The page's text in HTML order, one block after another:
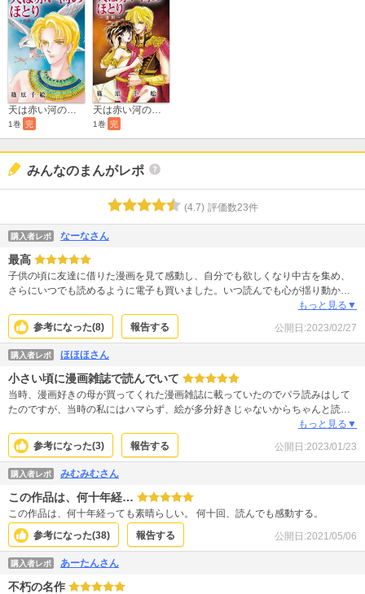
1巻 完 1巻 完
みんなのまんがレポ
(4.7) 評価数23件
購入者レポ なーなさん
最高
子供の頃に友達に借りた漫画を見て感動し、自分でも欲しくなり中古を集め、
さらにいつでも読めるように電子も買いました。いつ読んでも心が揺り動かさ
もっと見る▼
参考になった(8) 報告する 公開日:2023/02/27
購入者レポ ほほほさん
小さい頃に漫画雑誌で読んでいて
当時、漫画好きの母が買ってくれた漫画雑誌に載っていたのでパラ読みはして
たのですが、当時の私にはハマらず、絵が多分好きじゃないからちゃんと読ん
でもいなかったのと、多分難し過ぎたのと、途中から読んだのかな？って感じ
です。 大人になってから「懐かしい」と古本屋で100円だったので久しぶりに
読んだら「なんだこれ！すごい面白いじゃないか！！」となり。 電子でも買っ
ちゃいました。 本当に面白いです。 ユーリが本当にカッコいい。 カッコいい
名シーンがたくさんあるんですが、カイルの奥様、昨日候補を言い負かす所が1
番好き。 本当器が違う‥の一言。 そのあと、エジプト展に行った時に、ネフェ
ルティティの片目の像見て「わーこれだ‥」と感動したのを覚えてます。
もっと見る▼
参考になった(3) 報告する 公開日:2023/01/23
購入者レポ みむみむさん
この作品は、何十年経…
この作品は、何十年経っても素晴らしい。 何十回、読んでも感動する。
参考になった(38) 報告する 公開日:2021/05/06
購入者レポ あーたんさん
不朽の名作